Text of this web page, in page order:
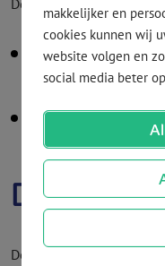
makkelijker en
cookies kunnen wij
website volgen en
social media beter
Deze bestaan uit:
Lopende kosten
het
Kosten verzekeraar
beleggings­fonds:
De door